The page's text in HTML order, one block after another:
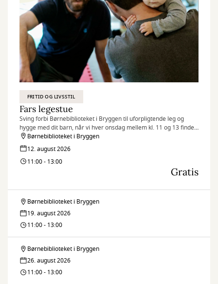
FRITID OG LIVSSTIL
Fars legestue
Sving forbi Børnebiblioteket i Bryggen til uforpligtende leg og
hygge med dit barn, når vi hver onsdag mellem kl. 11 og 13 finder
legetøjet frem og inviterer til Fars legestue.
Børnebiblioteket i Bryggen
12. august 2026
11:00 - 13:00
Gratis
Fars
legestue
Børnebiblioteket i Bryggen
19. august 2026
11:00 - 13:00
Fars
legestue
Børnebiblioteket i Bryggen
26. august 2026
11:00 - 13:00